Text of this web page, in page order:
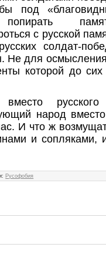
под
с русской
солдат-
Не для
которой до
вместо
народ
И что ж
и сопляками,
: Русофобия